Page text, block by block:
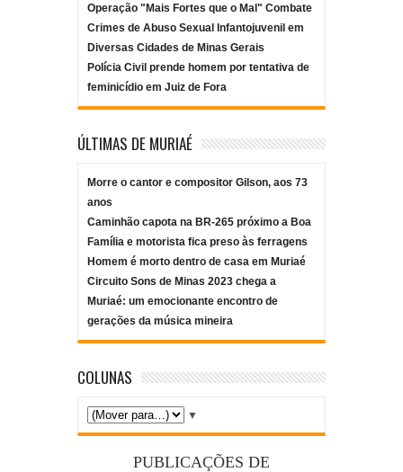
Operação "Mais Fortes que o Mal" Combate
Crimes de Abuso Sexual Infantojuvenil em
Diversas Cidades de Minas Gerais
Polícia Civil prende homem por tentativa de
feminicídio em Juiz de Fora
ÚLTIMAS DE MURIAÉ
Morre o cantor e compositor Gilson, aos 73
anos
Caminhão capota na BR-265 próximo a Boa
Família e motorista fica preso às ferragens
Homem é morto dentro de casa em Muriaé
Circuito Sons de Minas 2023 chega a
Muriaé: um emocionante encontro de
gerações da música mineira
COLUNAS
▼
PUBLICAÇÕES DE